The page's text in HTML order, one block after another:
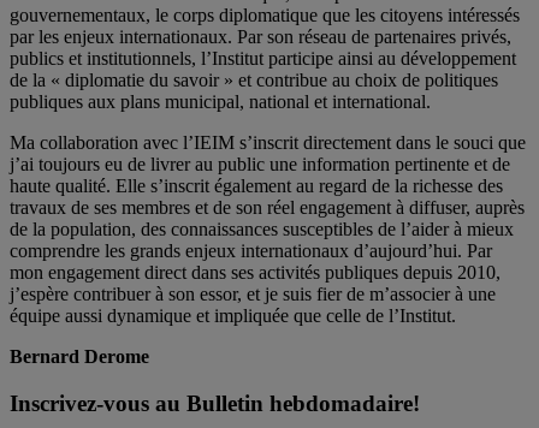
gouvernementaux, le corps diplomatique que les citoyens intéressés
par les enjeux internationaux. Par son réseau de partenaires privés,
publics et institutionnels, l’Institut participe ainsi au développement
de la « diplomatie du savoir » et contribue au choix de politiques
publiques aux plans municipal, national et international.
Ma collaboration avec l’IEIM s’inscrit directement dans le souci que
j’ai toujours eu de livrer au public une information pertinente et de
haute qualité. Elle s’inscrit également au regard de la richesse des
travaux de ses membres et de son réel engagement à diffuser, auprès
de la population, des connaissances susceptibles de l’aider à mieux
comprendre les grands enjeux internationaux d’aujourd’hui. Par
mon engagement direct dans ses activités publiques depuis 2010,
j’espère contribuer à son essor, et je suis fier de m’associer à une
équipe aussi dynamique et impliquée que celle de l’Institut.
Bernard Derome
Inscrivez-vous au Bulletin hebdomadaire!